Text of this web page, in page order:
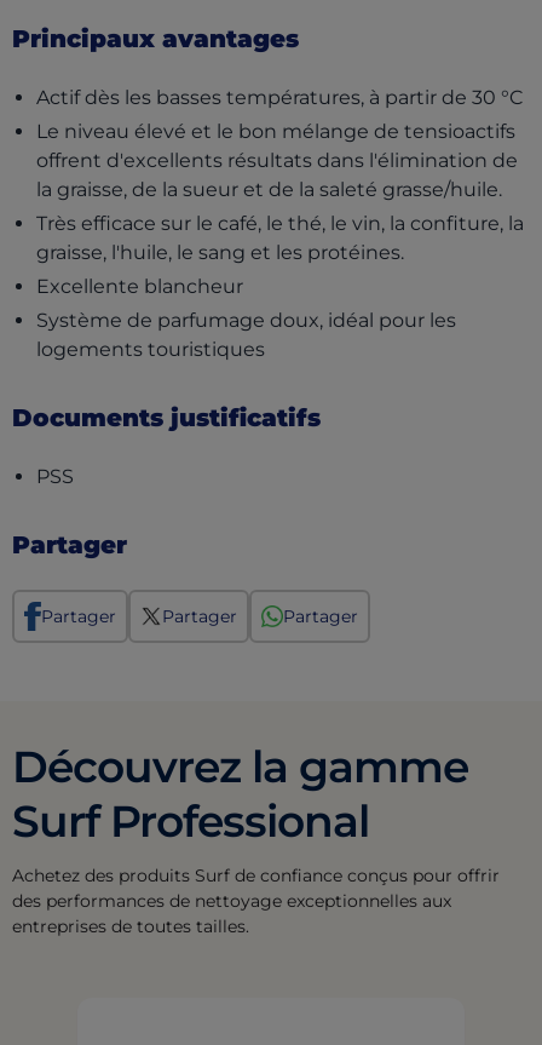
Principaux avantages
Actif dès les basses températures, à partir de 30 °C
Le niveau élevé et le bon mélange de tensioactifs
offrent d'excellents résultats dans l'élimination de
la graisse, de la sueur et de la saleté grasse/huile.
Très efficace sur le café, le thé, le vin, la confiture, la
graisse, l'huile, le sang et les protéines.
Excellente blancheur
Système de parfumage doux, idéal pour les
logements touristiques
Documents justificatifs
PSS
Partager
Partager Partager Partager
Découvrez la gamme
Surf Professional
Achetez des produits Surf de confiance conçus pour offrir
des performances de nettoyage exceptionnelles aux
entreprises de toutes tailles.